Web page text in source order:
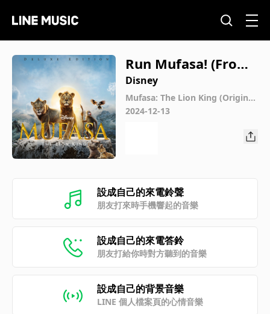
Run Mufasa! (From
"Mufasa: The Lion K
ing"/Score)
Disney
Mufasa: The Lion King (Original
Motion Picture Soundtrack/Del
2024-12-13
設成自己的來電鈴聲
朋友打來時手機響起的音樂
設成自己的來電答鈴
朋友打給你時對方聽到的音樂
設成自己的背景音樂
LINE 個人檔案頁的心情音樂